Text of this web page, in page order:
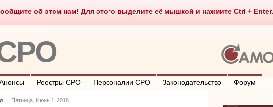
об этом нам! Для этого выделите её мышкой и нажмите Ctrl + Enter.
О портале Контакты Полезные ссылки
СРО
Анонсы Реестры СРО Персоналии СРО Законодательство Форум
Пятница, Июнь 1, 2018